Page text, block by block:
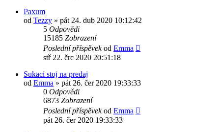
Paxum
od Tezzy » pát 24. dub 2020 10:12:42
5 Odpovědi
15185 Zobrazení
Poslední příspěvekod Emma
stř 22. črc 2020 20:51:18
Sukaci stoj na predaj
od Emma » pát 26. čer 2020 19:33:33
0 Odpovědi
6873 Zobrazení
Poslední příspěvekod Emma
pát 26. čer 2020 19:33:33